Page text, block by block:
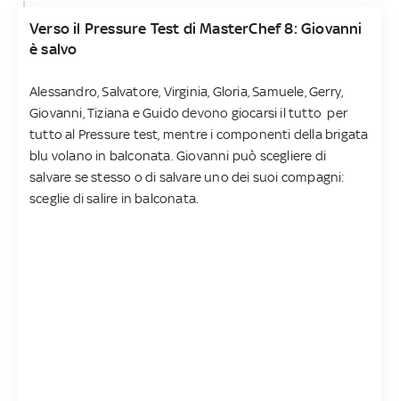
Verso il Pressure Test di MasterChef 8: Giovanni
è salvo
Alessandro, Salvatore, Virginia, Gloria, Samuele, Gerry,
Giovanni, Tiziana e Guido devono giocarsi il tutto per
tutto al Pressure test, mentre i componenti della brigata
blu volano in balconata. Giovanni può scegliere di
salvare se stesso o di salvare uno dei suoi compagni:
sceglie di salire in balconata.